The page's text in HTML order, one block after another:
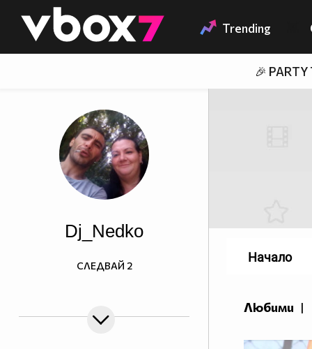
👾 Trending
🎉 PARTY
Dj_Nedko
СЛЕДВАЙ 2
Любими |
Начало